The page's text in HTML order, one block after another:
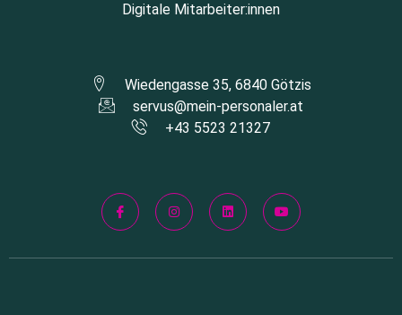
Digitale Mitarbeiter:innen
Wiedengasse 35, 6840 Götzis
servus@mein-personaler.at
+43 5523 21327